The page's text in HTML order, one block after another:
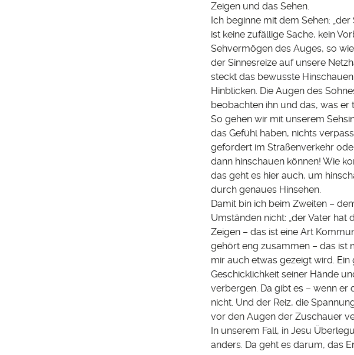
Zeigen und das Sehen.
Ich beginne mit dem Sehen: „der
ist keine zufällige Sache, kein
Sehvermögen des Auges, so
der Sinnesreize auf unsere
steckt das bewusste
Hinblicken. Die Augen des
beobachten ihn und das, was er
So gehen wir mit unserem
das Gefühl haben, nichts
gefordert im Straßenverkehr
dann hinschauen können! Wie
das geht es hier auch, um
durch genaues Hinsehen.
Damit bin ich beim Zweiten –
Umständen nicht: „der Vater hat
Zeigen – das ist eine Art
gehört eng zusammen – das ist
mir auch etwas gezeigt wird.
Geschicklichkeit seiner Hände
verbergen. Da gibt es – wenn er
nicht. Und der Reiz, die
vor den Augen der Zuschauer
In unserem Fall, in Jesu
anders. Da geht es darum, das